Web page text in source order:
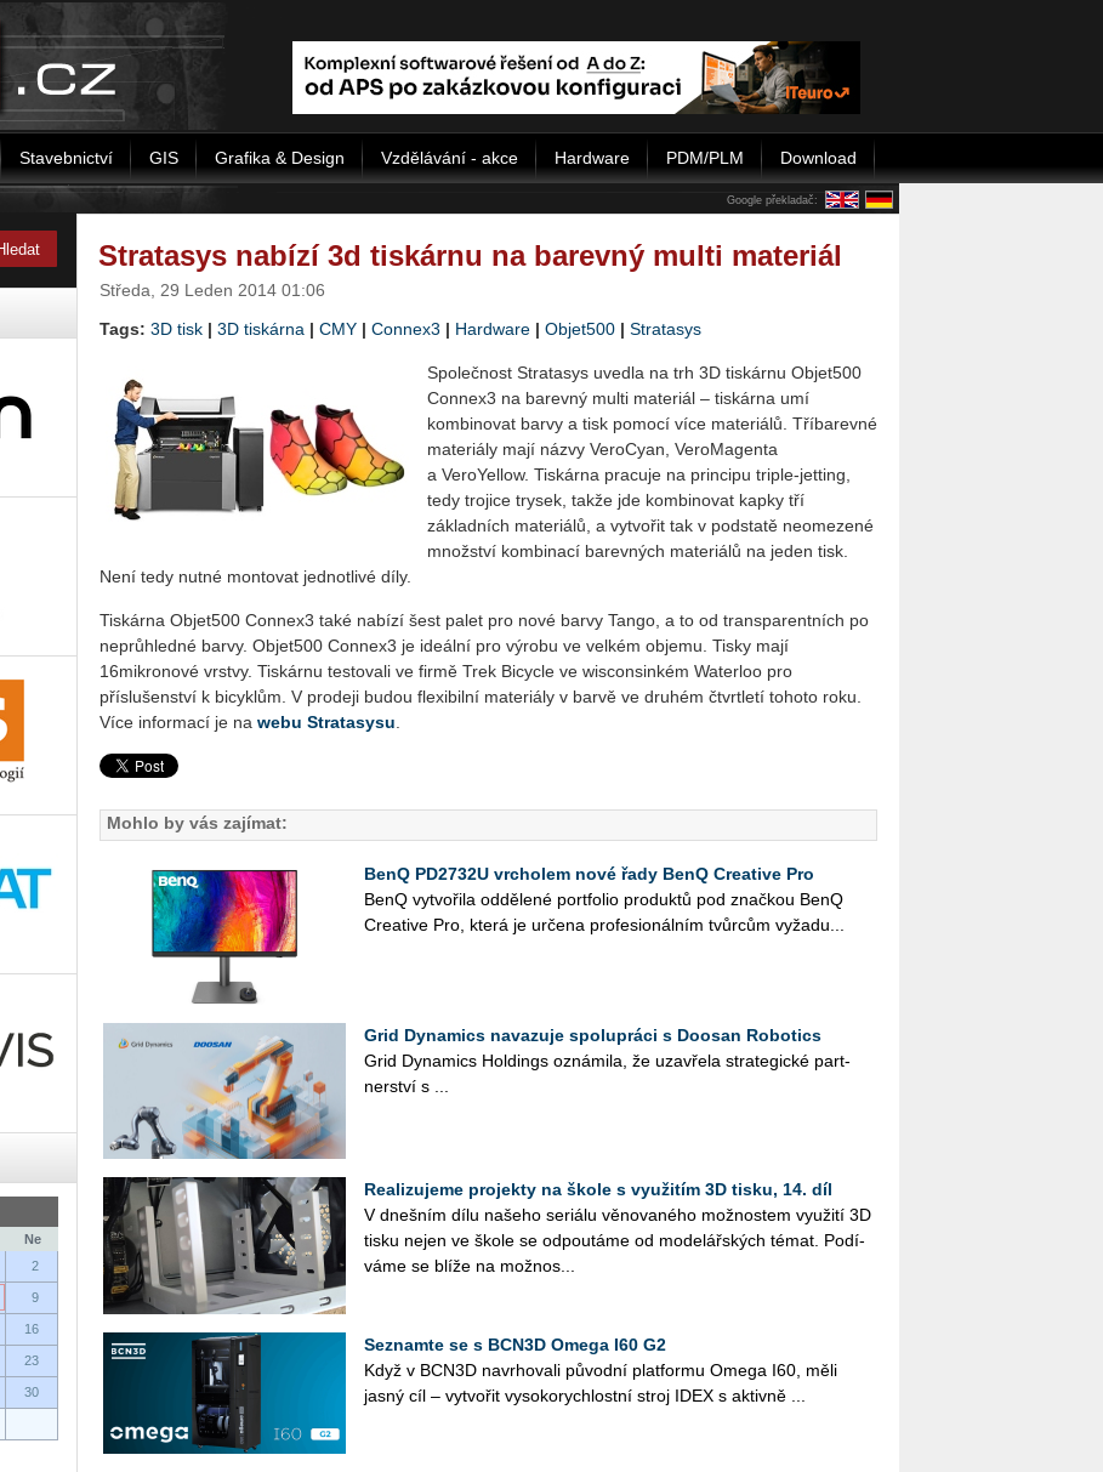
Stavebnictví GIS Grafika & Design Vzdělávání - akce Hardware PDM/PLM Download
Google překladač:
Ne
2
9
16
23
30
Stratasys nabízí 3d tiskárnu na barevný multi materiál
Středa, 29 Leden 2014 01:06
Tags: 3D tisk | 3D tiskárna | CMY | Connex3 | Hardware | Objet500 | Stratasys
Společnost Stratasys uvedla na trh 3D tiskárnu Objet500
Connex3 na barevný multi materiál – tiskárna umí
kombinovat barvy a tisk pomocí více materiálů. Tříbarevné
materiály mají názvy VeroCyan, VeroMagenta
a VeroYellow. Tiskárna pracuje na principu triple-jetting,
tedy trojice trysek, takže jde kombinovat kapky tří
základních materiálů, a vytvořit tak v podstatě neomezené
množství kombinací barevných materiálů na jeden tisk.
Není tedy nutné montovat jednotlivé díly.
Tiskárna Objet500 Connex3 také nabízí šest palet pro nové barvy Tango, a to od transparentních po
neprůhledné barvy. Objet500 Connex3 je ideální pro výrobu ve velkém objemu. Tisky mají
16mikronové vrstvy. Tiskárnu testovali ve firmě Trek Bicycle ve wisconsinkém Waterloo pro
příslušenství k bicyklům. V prodeji budou flexibilní materiály v barvě ve druhém čtvrtletí tohoto roku.
Více informací je na webu Stratasysu
Mohlo by vás zajímat:
BenQ PD2732U vrcholem nové řady BenQ Creative Pro
BenQ vy­tvo­ři­la od­dě­le­né port­fo­lio pro­duk­tů pod znač­kou BenQ
Cre­a­ti­ve Pro, která je ur­če­na pro­fe­si­o­nál­ním tvůr­cům vy­ža­du...
Grid Dynamics navazuje spolupráci s Doosan Robotics
Grid Dy­na­mics Hol­dings ozná­mi­la, že uza­vře­la stra­te­gic­ké part­
ner­ství s ...
Realizujeme projekty na škole s využitím 3D tisku, 14. díl
V dneš­ním dílu na­še­ho se­ri­á­lu vě­no­va­né­ho mož­nos­tem vy­u­ži­tí 3D
tisku nejen ve škole se od­pou­tá­me od mo­de­lář­ských témat. Po­dí­
vá­me se blíže na mož­nos­...
Seznamte se s BCN3D Omega I60 G2
Když v BCN3D na­vr­ho­va­li pů­vod­ní plat­for­mu Omega I60, měli
jasný cíl – vy­tvo­řit vy­so­ko­rych­lost­ní stroj IDEX s ak­tiv­ně ...